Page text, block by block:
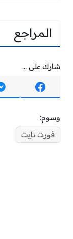
المراجع
شارك على ...
وسوم:
فورت نايت